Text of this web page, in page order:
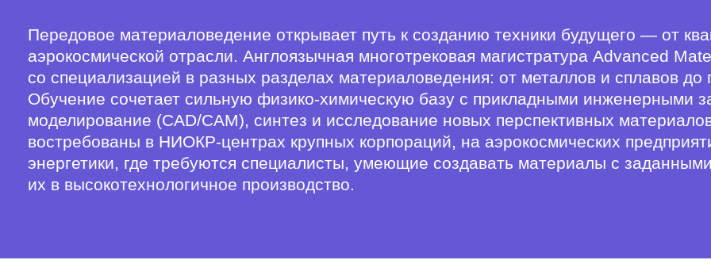
Передовое материаловедение открывает путь к созданию техники будущего — от
аэрокосмической отрасли. Англоязычная многотрековая магистратура Advanced
со специализацией в разных разделах материаловедения: от металлов и сплавов до
Обучение сочетает сильную физико-химическую базу с прикладными инженерными
моделирование (CAD/CAM), синтез и исследование новых перспективных
востребованы в НИОКР-центрах крупных корпораций, на аэрокосмических
энергетики, где требуются специалисты, умеющие создавать материалы с
их в высокотехнологичное производство.